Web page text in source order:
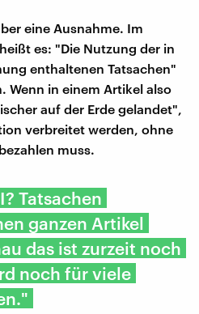
eine Ausnahme. Im
es: "Die Nutzung der in
enthaltenen Tatsachen"
Wenn in einem Artikel also
auf der Erde gelandet",
verbreitet werden, ohne
muss.
Tatsachen
ganzen Artikel
das ist zurzeit noch
noch für viele